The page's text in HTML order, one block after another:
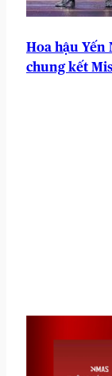
Hoa hậu Yến
chung kết